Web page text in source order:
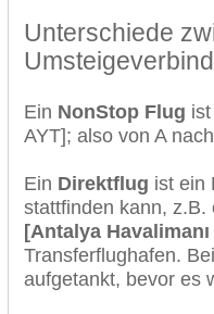
Unterschiede
Ein NonStop Flug
AYT]; also von A
Ein Direktflug ist ein
stattfinden kann, z.B.
[Antalya
Transferflughafen.
aufgetankt, bevor es